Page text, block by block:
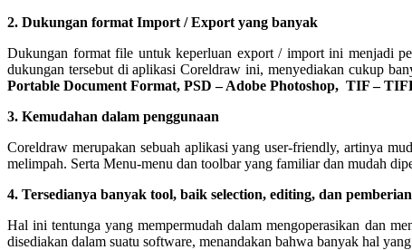
2. Dukungan format Import / Export yang banyak
Dukungan format file untuk keperluan export / import ini menjadi
dukungan tersebut di aplikasi Coreldraw ini, menyediakan cukup
Portable Document Format, PSD – Adobe Photoshop, TIF –
3. Kemudahan dalam penggunaan
Coreldraw merupakan sebuah aplikasi yang user-friendly, artinya
melimpah. Serta Menu-menu dan toolbar yang familiar dan mudah
4. Tersedianya banyak tool, baik selection, editing, dan
Hal ini tentunga yang mempermudah dalam mengoperasikan dan
disediakan dalam suatu software, menandakan bahwa banyak hal